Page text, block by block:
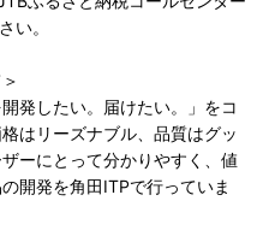
い。
発したい。届けたい。」をコ
はリーズナブル、品質はグッ
ーにとって分かりやすく、値
開発を角田ITPで行っていま